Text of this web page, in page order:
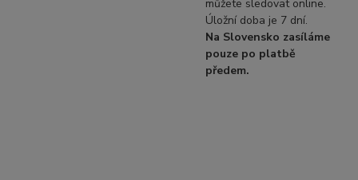
můžete sledovat online.
Úložní doba je 7 dní.
Na Slovensko zasíláme
pouze po platbě
předem.